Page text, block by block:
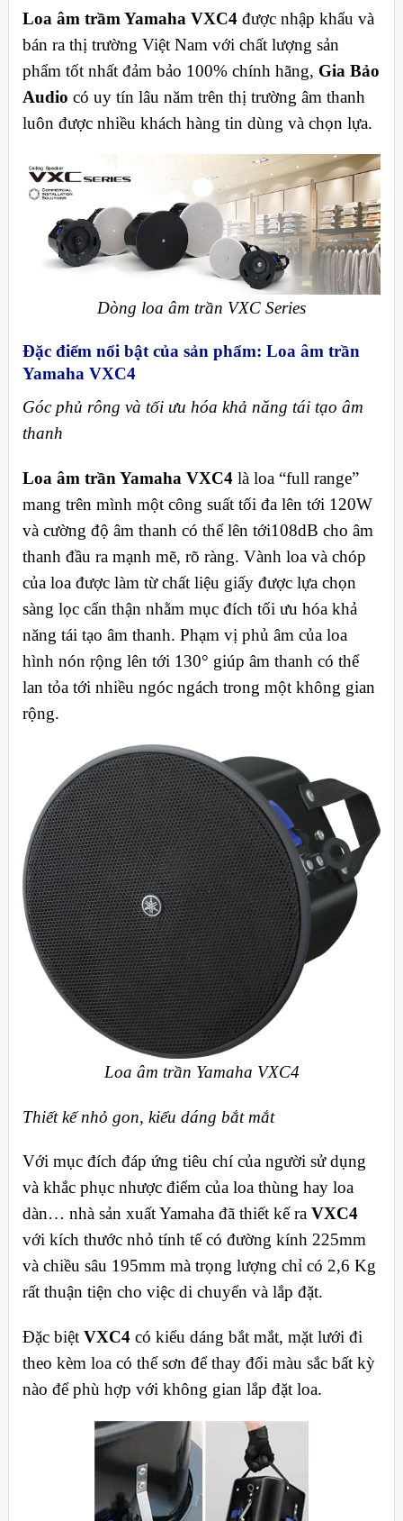
Loa âm trầm Yamaha VXC4 được nhập khẩu và
bán ra thị trường Việt Nam với chất lượng sản
phẩm tốt nhất đảm bảo 100% chính hãng, Gia Bảo
Audio có uy tín lâu năm trên thị trường âm thanh
luôn được nhiều khách hàng tin dùng và chọn lựa.
Dòng loa âm trần VXC Series
Đặc điểm nổi bật của sản phẩm: Loa âm trần
Yamaha VXC4
Góc phủ rông và tối ưu hóa khả năng tái tạo âm
thanh
Loa âm trần Yamaha VXC4là loa “full range”
mang trên mình một công suất tối đa lên tới 120W
và cường độ âm thanh có thể lên tới108dB cho âm
thanh đầu ra mạnh mẽ, rõ ràng. Vành loa và chóp
của loa được làm từ chất liệu giấy được lựa chọn
sàng lọc cẩn thận nhằm mục đích tối ưu hóa khả
năng tái tạo âm thanh. Phạm vị phủ âm của loa
hình nón rộng lên tới 130° giúp âm thanh có thể
lan tỏa tới nhiều ngóc ngách trong một không gian
rộng.
Loa âm trần Yamaha VXC4
Thiết kế nhỏ gon, kiểu dáng bắt mắt
Với mục đích đáp ứng tiêu chí của người sử dụng
và khắc phục nhược điểm của loa thùng hay loa
dàn… nhà sản xuất Yamaha đã thiết kế raVXC4
với kích thước nhỏ tính tế có đường kính 225mm
và chiều sâu 195mm mà trọng lượng chỉ có 2,6 Kg
rất thuận tiện cho việc di chuyển và lắp đặt.
Đặc biệt VXC4có kiểu dáng bắt mắt, mặt lưới đi
theo kèm loa có thể sơn để thay đổi màu sắc bất kỳ
nào để phù hợp với không gian lắp đặt loa.